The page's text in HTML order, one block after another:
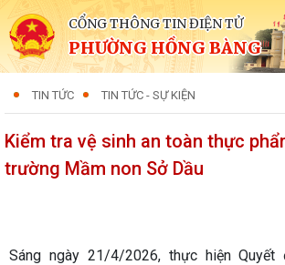
CỔNG THÔNG TIN ĐIỆN TỬ
PHƯỜNG HỒNG BÀNG
TIN TỨC TIN TỨC - SỰ KIỆN
Kiểm tra vệ sinh an toàn thực
trường Mầm non Sở Dầu
Sáng ngày 21/4/2026, thực hiện